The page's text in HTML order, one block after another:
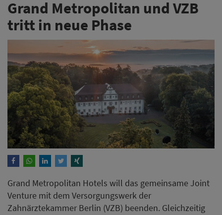
Grand Metropolitan und VZB
tritt in neue Phase
Grand Metropolitan Hotels will das gemeinsame Joint
Venture mit dem Versorgungswerk der
Zahnärztekammer Berlin (VZB) beenden. Gleichzeitig